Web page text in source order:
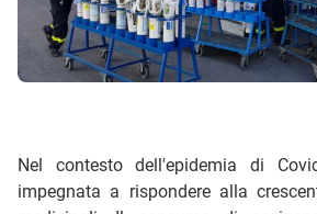
Nel contesto dell'epidemia di
impegnata a rispondere alla